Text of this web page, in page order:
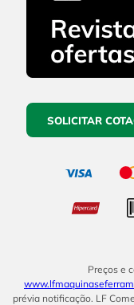
SOLICITAR
Preços e
prévia notificação. LF